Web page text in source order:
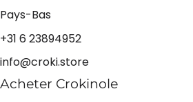
Pays-Bas
+31 6 23894952
info@croki.store
Acheter Crokinole